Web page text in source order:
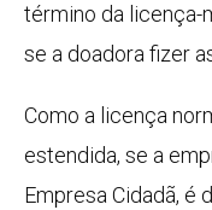
término da licença-
se a doadora fizer
Como a licença
estendida, se a
Empresa Cidadã, é